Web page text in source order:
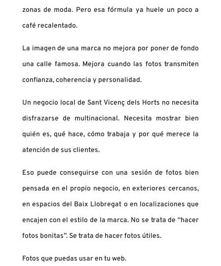
zonas de moda. Pero esa fórmula ya huele un poco a
café recalentado.
La imagen de una marca no mejora por poner de fondo
una calle famosa. Mejora cuando las fotos transmiten
confianza, coherencia y personalidad.
Un negocio local de Sant Vicenç dels Horts no necesita
disfrazarse de multinacional. Necesita mostrar bien
quién es, qué hace, cómo trabaja y por qué merece la
atención de sus clientes.
Eso puede conseguirse con una sesión de fotos bien
pensada en el propio negocio, en exteriores cercanos,
en espacios del Baix Llobregat o en localizaciones que
encajen con el estilo de la marca. No se trata de “hacer
fotos bonitas”. Se trata de hacer fotos útiles.
Fotos que puedas usar en tu web.